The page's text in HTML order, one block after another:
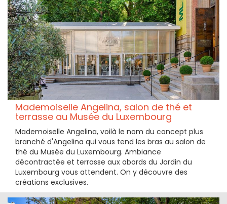
Mademoiselle Angelina, salon de thé et
terrasse au Musée du Luxembourg
Mademoiselle Angelina, voilà le nom du concept plus
branché d'Angelina qui vous tend les bras au salon de
thé du Musée du Luxembourg. Ambiance
décontractée et terrasse aux abords du Jardin du
Luxembourg vous attendent. On y découvre des
créations exclusives.